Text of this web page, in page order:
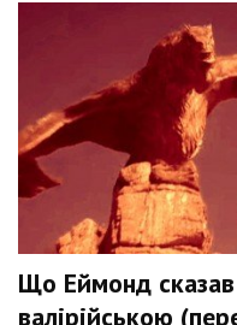
Що Еймонд
валірійською